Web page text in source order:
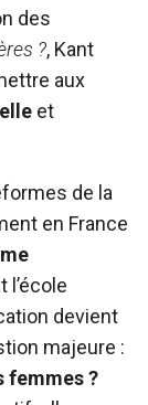
des
?, Kant
aux
et
de la
en France
l’école
devient
majeure :
femmes ?